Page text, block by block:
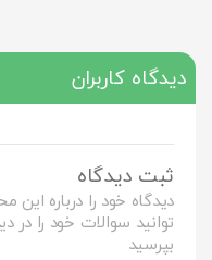
دیدگاه کاربران
ثبت دیدگاه
دیدگاه خود را درباره
توانید سوالات خود را در
بپرسید